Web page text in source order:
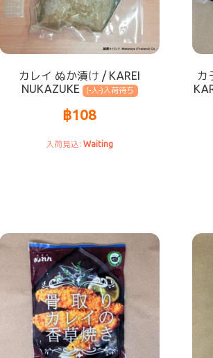
カレイ ぬか漬け / KAREI
NUKAZUKE
(-人-)
฿108
Waiting
カ